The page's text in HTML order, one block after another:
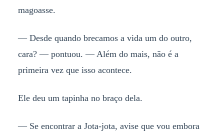
magoasse.
— Desde quando brecamos a vida um do outro,
cara? — pontuou. — Além do mais, não é a
primeira vez que isso acontece.
Ele deu um tapinha no braço dela.
— Se encontrar a Jota-jota, avise que vou embora